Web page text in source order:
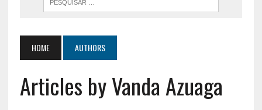
HOME AUTHORS
Articles by Vanda Azuaga